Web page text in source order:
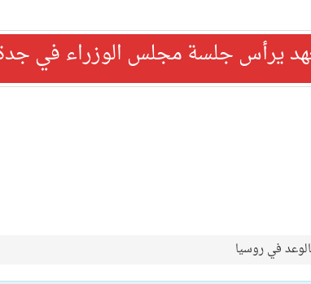
يرأس جلسة مجلس الوزراء في
في روسيا